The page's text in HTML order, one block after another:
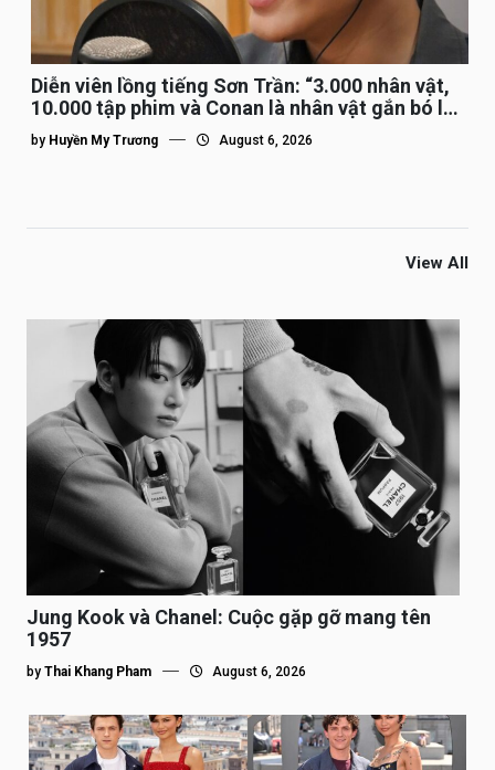
Diễn viên lồng tiếng Sơn Trần: “3.000 nhân vật,
10.000 tập phim và Conan là nhân vật gắn bó lâu
nhất”
by Huyền My Trương August 6, 2026
View All
Jung Kook và Chanel: Cuộc gặp gỡ mang tên
1957
by Thai Khang Pham August 6, 2026